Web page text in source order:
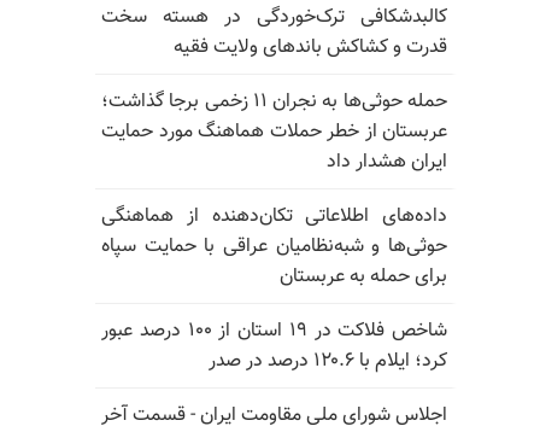
کالبدشکافی ترک‌خوردگی در هسته سخت
قدرت و کشاکش باندهای ولایت فقیه
حمله حوثی‌ها به نجران ۱۱ زخمی برجا گذاشت؛
عربستان از خطر حملات هماهنگ مورد حمایت
ایران هشدار داد
داده‌های اطلاعاتی تکان‌دهنده از هماهنگی
حوثی‌ها و شبه‌نظامیان عراقی با حمایت سپاه
برای حمله به عربستان
شاخص فلاکت در ۱۹ استان از ۱۰۰ درصد عبور
کرد؛ ایلام با ۱۲۰.۶ درصد در صدر
اجلاس شورای ملی مقاومت ایران - قسمت آخر